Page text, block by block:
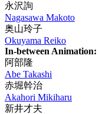
永沢詢
Nagasawa Makoto
奥山玲子
Okuyama Reiko
In-between Animation:
阿部隆
Abe Takashi
赤堀幹治
Akahori Mikiharu
新井才夫